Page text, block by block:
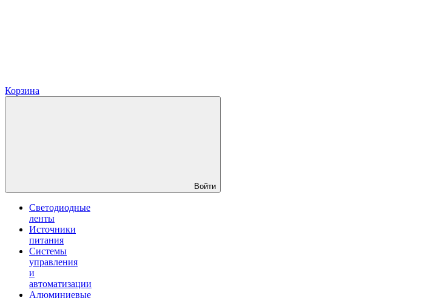
Корзина
Войти
Светодиодные
ленты
Источники
питания
Системы
управления
и
автоматизации
Алюминиевые